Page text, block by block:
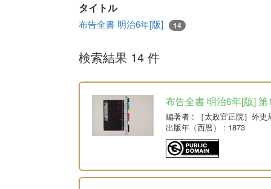
タイトル
布告全書 明治6年[版] 14
検索結果 14 件
布告全書 明治6年[版] 第
編著者 : ［太政官正院］外史
出版年（西暦）
: 1873